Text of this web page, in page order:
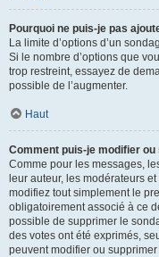
Pourquoi ne puis-je pas
La limite d’options d’un
Si le nombre d’options que
trop restreint, essayez de
possible de l’augmenter.
Haut
Comment puis-je modifier
Comme pour les messages,
leur auteur, les modérateurs
modifiez tout simplement le
obligatoirement associé à ce
possible de supprimer le
des votes ont été exprimés,
peuvent modifier ou